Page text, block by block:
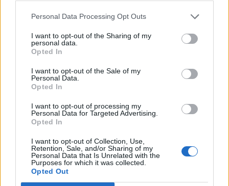
Personal Data Processing Opt Outs
I want to opt-out of the Sharing of my
personal data.
Opted In
I want to opt-out of the Sale of my
Personal Data.
Opted In
I want to opt-out of processing my
Personal Data for Targeted Advertising.
Opted In
I want to opt-out of Collection, Use,
Retention, Sale, and/or Sharing of my
Personal Data that Is Unrelated with the
Purposes for which it was collected.
Opted Out
CALCIO - LIVE
Serie C, Novara – Pro Patria: la partita in
diretta